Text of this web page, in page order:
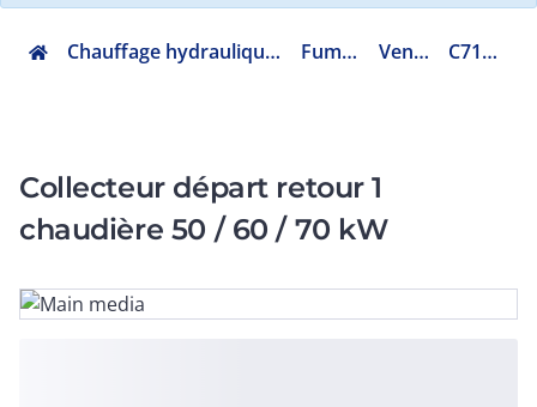
Chauffage hydraulique et plomberie Fumisterie Ventouse C71088630
Collecteur départ retour 1
chaudière 50 / 60 / 70 kW